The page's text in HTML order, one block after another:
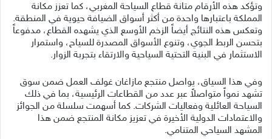
وتؤكد هذه الأرقام متانة قطاع السياحة المغربي، كما تعزز مكانة
المملكة باعتبارها واحدة من أكثر أسواق الضيافة حيوية في المنطقة.
وتعكس هذه النتائج أيضاً الزخم الأوسع الذي يشهده القطاع، مدفوعاً
بتحسن الربط الجوي، وتنوع الأسواق المصدرة للسياح، واستمرار
الاستثمار في البنية التحتية السياحية والارتقاء بتجربة الزوار.
وفي هذا السياق، يواصل منتجع مازاغان غولف العمل ضمن سوق
تشهد نمواً متواصلاً عبر عدد من القطاعات الرئيسية، بما في ذلك
السياحة العائلية وفعاليات الشركات. كما أسهمت سلسلة من الجوائز
والاعتمادات الدولية الأخيرة في تعزيز مكانة المنتجع ضمن هذا
المشهد السياحي المتنامي.